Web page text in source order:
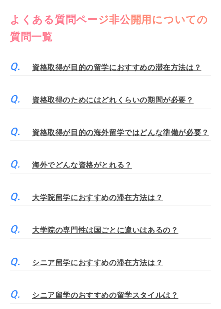
よくある質問ページ非公開用についての
質問一覧
資格取得が目的の留学におすすめの滞在方法は？
資格取得のためにはどれくらいの期間が必要？
資格取得が目的の海外留学ではどんな準備が必要？
海外でどんな資格がとれる？
大学院留学におすすめの滞在方法は？
大学院の専門性は国ごとに違いはあるの？
シニア留学におすすめの滞在方法は？
シニア留学のおすすめの留学スタイルは？